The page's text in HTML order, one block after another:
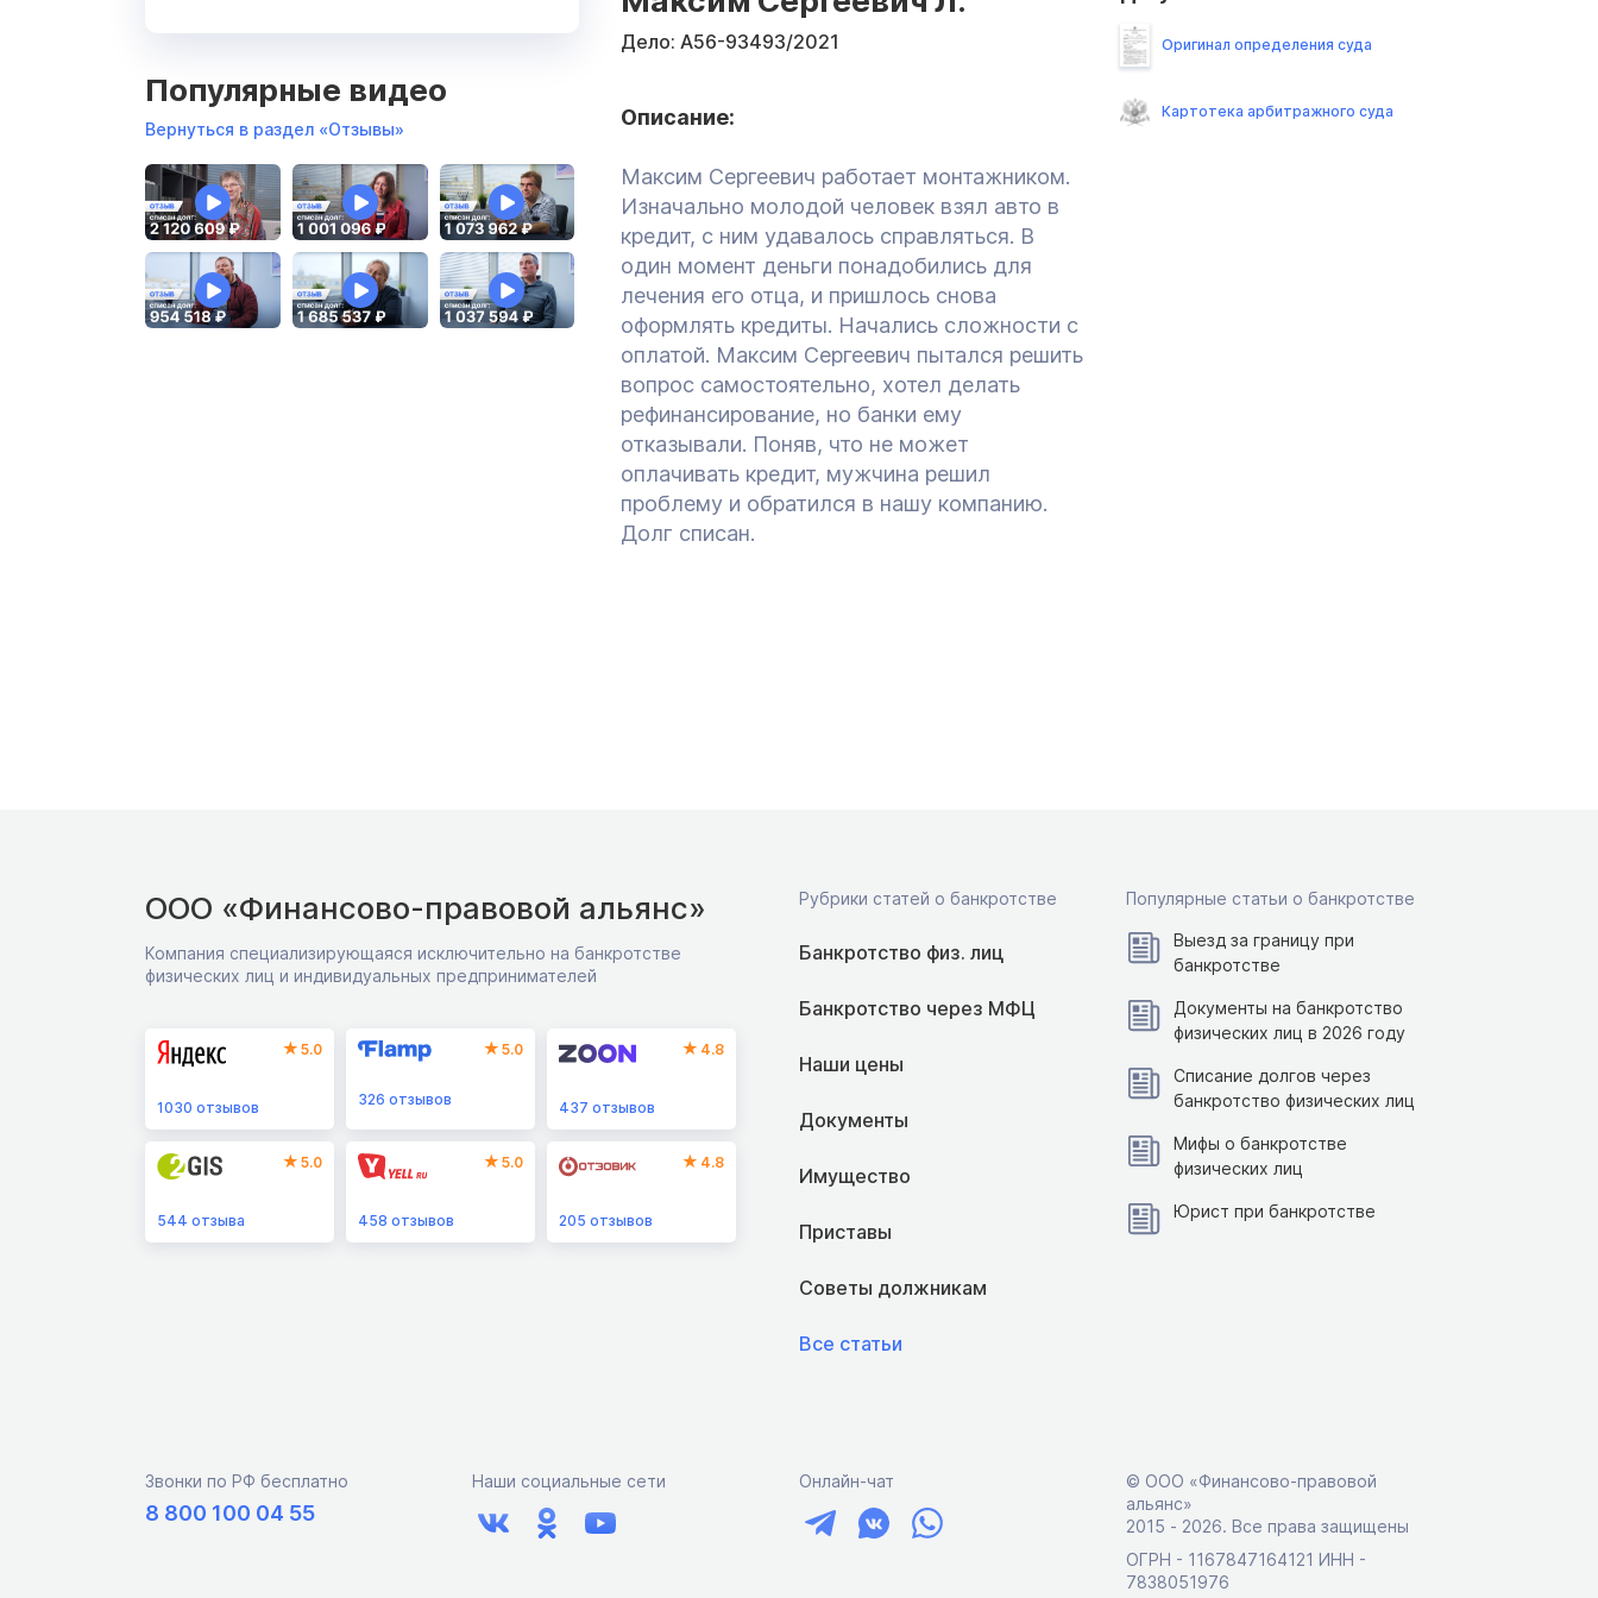
Популярные видео
Вернуться в раздел «Отзывы»
Дело: А56-93493/2021
Описание:
Максим Сергеевич работает монтажником.
Изначально молодой человек взял авто в
кредит, с ним удавалось справляться. В
один момент деньги понадобились для
лечения его отца, и пришлось снова
оформлять кредиты. Начались сложности с
оплатой. Максим Сергеевич пытался решить
вопрос самостоятельно, хотел делать
рефинансирование, но банки ему
отказывали. Поняв, что не может
оплачивать кредит, мужчина решил
проблему и обратился в нашу компанию.
Долг списан.
Оригинал определения суда
Картотека арбитражного суда
ООО «Финансово-правовой альянс»
Компания специализирующаяся исключительно на банкротстве
физических лиц и индивидуальных предпринимателей
5.0
1030 отзывов
5.0
326 отзывов
4.8
437 отзывов
5.0
544 отзыва
5.0
458 отзывов
4.8
205 отзывов
Рубрики статей о банкротстве
Банкротство физ. лиц
Банкротство через МФЦ
Наши цены
Документы
Имущество
Приставы
Советы должникам
Все статьи
Популярные статьи о банкротстве
Выезд за границу при
банкротстве
Документы на банкротство
физических лиц в 2026 году
Списание долгов через
банкротство физических лиц
Мифы о банкротстве
физических лиц
Юрист при банкротстве
Звонки по РФ бесплатно
8 800 100 04 55
Наши социальные сети Онлайн-чат
© ООО «Финансово-правовой
альянс»
2015 ‑ 2026. Все права защищены
ОГРН - 1167847164121 ИНН -
7838051976